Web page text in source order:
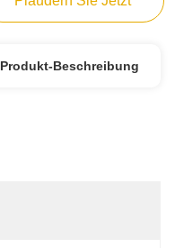
Produkt-Beschreibung